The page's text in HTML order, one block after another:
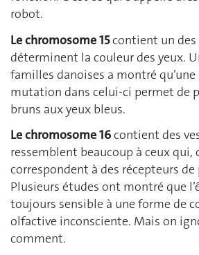
robot.
Le chromosome 15contient un des
déterminent la couleur des yeux.
familles danoises a montré
mutation dans celui-ci permet de
bruns aux yeux bleus.
Le chromosome 16contient des
ressemblent beaucoup à ceux qui,
correspondent à des récepteurs
Plusieurs études ont montré que
toujours sensible à une forme de
olfactive inconsciente. Mais on
comment.